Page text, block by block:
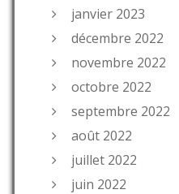
janvier 2023
décembre 2022
novembre 2022
octobre 2022
septembre 2022
août 2022
juillet 2022
juin 2022